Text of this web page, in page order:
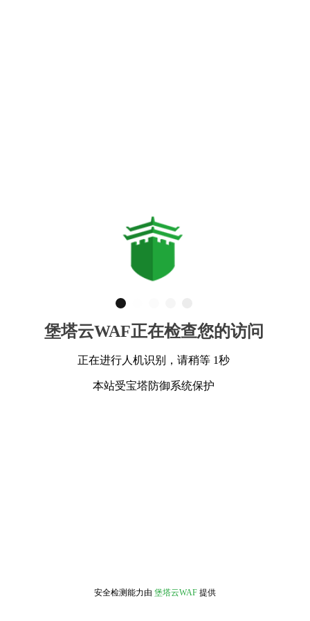
堡塔云WAF正在检查您的访问
正在进行人机识别，请稍等 1秒
本站受宝塔防御系统保护
安全检测能力由 堡塔云WAF 提供